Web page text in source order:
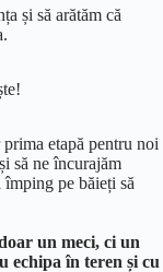
și să arătăm că
etapă pentru noi
să ne încurajăm
pe băieți să
un meci, ci un
echipa în teren și cu